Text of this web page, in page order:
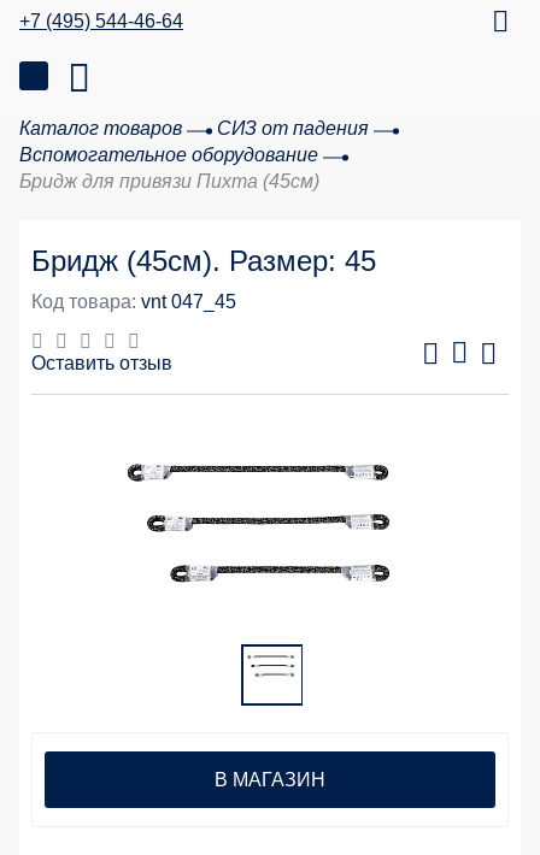
+7 (495) 544-46-64
Каталог товаров
СИЗ от падения
Вспомогательное оборудование
Бридж для привязи Пихта (45см)
Бридж (45см). Размер: 45
Код товара: vnt 047_45
Оставить отзыв
В МАГАЗИН